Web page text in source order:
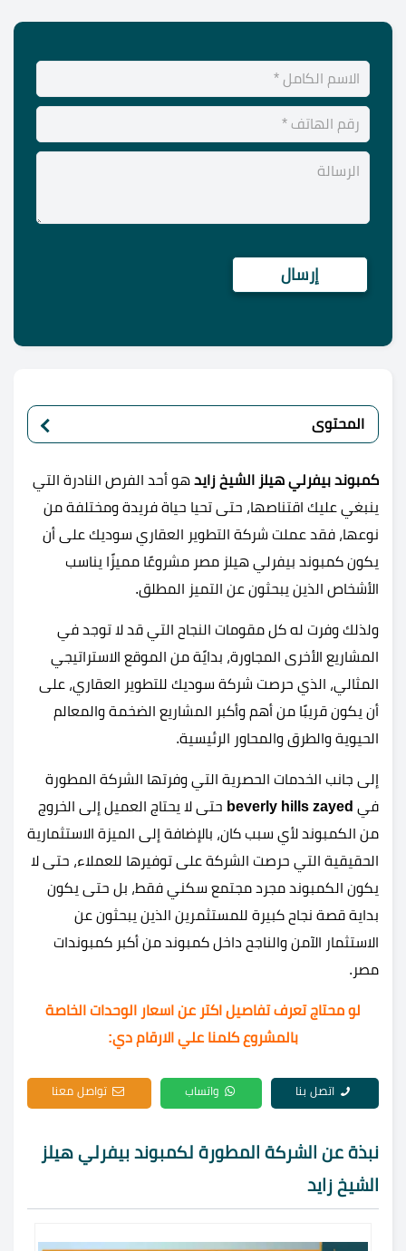
المحتوى
كمبوند بيفرلي هيلز الشيخ زايد هو أحد الفرص النادرة التي
ينبغي عليك اقتناصها، حتى تحيا حياة فريدة ومختلفة من
نوعها، فقد عملت شركة التطوير العقاري سوديك على أن
يكون كمبوند بيفرلي هيلز مصر مشروعًا مميزًا يناسب
الأشخاص الذين يبحثون عن التميز المطلق.
ولذلك وفرت له كل مقومات النجاح التي قد لا توجد في
المشاريع الأخرى المجاورة، بدايًة من الموقع الاستراتيجي
المثالي، الذي حرصت شركة سوديك للتطوير العقاري، على
أن يكون قريبًا من أهم وأكبر المشاريع الضخمة والمعالم
الحيوية والطرق والمحاور الرئيسية.
إلى جانب الخدمات الحصرية التي وفرتها الشركة المطورة
في beverly hills zayed حتى لا يحتاج العميل إلى الخروج
من الكمبوند لأي سبب كان، بالإضافة إلى الميزة الاستثمارية
الحقيقية التي حرصت الشركة على توفيرها للعملاء، حتى لا
يكون الكمبوند مجرد مجتمع سكني فقط، بل حتى يكون
بداية قصة نجاح كبيرة للمستثمرين الذين يبحثون عن
الاستثمار الآمن والناجح داخل كمبوند من أكبر كمبوندات
مصر.
لو محتاج تعرف تفاصيل اكتر عن اسعار الوحدات الخاصة
بالمشروع كلمنا علي الارقام دي:
اتصل بنا واتساب تواصل معنا
نبذة عن الشركة المطورة لكمبوند بيفرلي هيلز
الشيخ زايد